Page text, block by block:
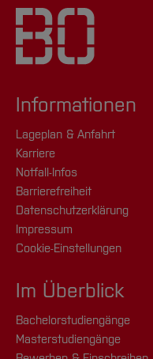
Informationen
Lageplan & Anfahrt
Karriere
Notfall-Infos
Barrierefreiheit
Datenschutzerklärung
Impressum
Cookie-Einstellungen
Im Überblick
Bachelorstudiengänge
Masterstudiengänge